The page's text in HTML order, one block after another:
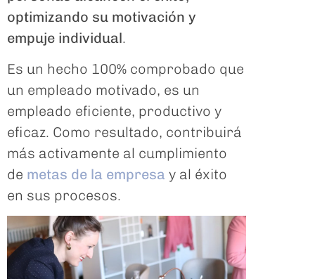
optimizando su motivación y
empuje individual.
Es un hecho 100% comprobado que
un empleado motivado, es un
empleado eficiente, productivo y
eficaz. Como resultado, contribuirá
más activamente al cumplimiento
de metas de la empresa y al éxito
en sus procesos.